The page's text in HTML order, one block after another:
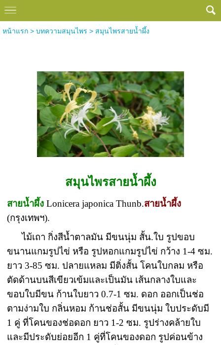
หน้าแรก> บทความสมุนไพร > สมุนไพรสายน้ำผึ้ง
สมุนไพรสายน้ำผึ้ง
สายน้ำผึ้ง Lonicera japonica Thunb.สายน้ำผึ้ง
(กรุงเทพฯ).
ไม้เถา กิ่งสีน้ำตาลมัน มีขนนุ่ม สั้น.ใบ รูปขอบ
ขนานแกมรูปไข่ หรือ รูปหอกแกมรูปไข่ กว้าง 1-4 ซม.
ยาว 3-85 ซม. ปลายแหลม มีติ่งสั้น โคนใบกลม หรือ
ตัดด้านบนสีเขียวเข้มและเป็นมัน เส้นกลางใบและ
ขอบใบมีขน ก้านใบยาว 0.7-1 ซม. ดอก ออกเป็นช่อ
ตามง่ามใบ กลิ่นหอม ก้านช่อสั้น มีขนนุ่ม ใบประดับมี
1 คู่ ที่โคนของช่อดอก ยาว 1-2 ซม. รูปร่างคล้ายใบ
และมีประดับย่อยอีก 1 คู่ที่โคนของดอก รูปค่อนข้าง